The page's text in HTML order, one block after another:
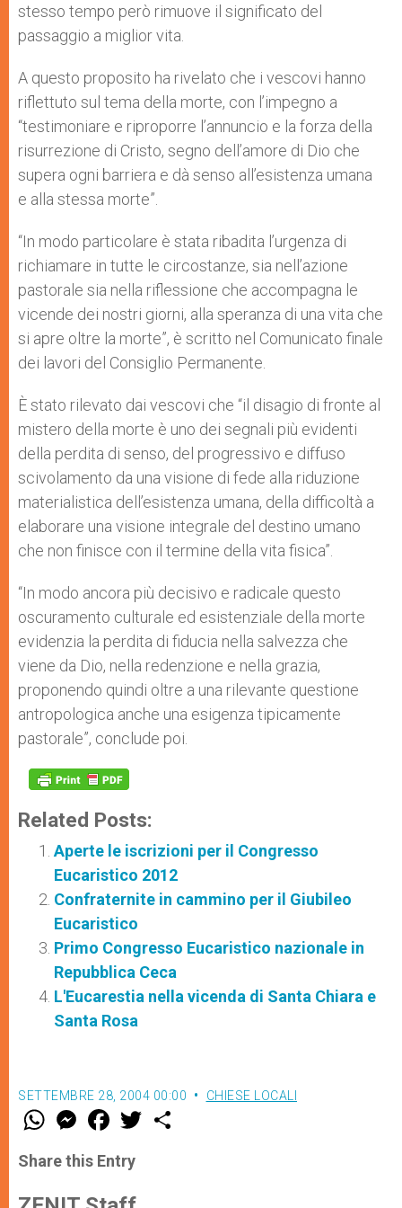
stesso tempo però rimuove il significato del
passaggio a miglior vita.
A questo proposito ha rivelato che i vescovi hanno
riflettuto sul tema della morte, con l’impegno a
“testimoniare e riproporre l’annuncio e la forza della
risurrezione di Cristo, segno dell’amore di Dio che
supera ogni barriera e dà senso all’esistenza umana
e alla stessa morte”.
“In modo particolare è stata ribadita l’urgenza di
richiamare in tutte le circostanze, sia nell’azione
pastorale sia nella riflessione che accompagna le
vicende dei nostri giorni, alla speranza di una vita che
si apre oltre la morte”, è scritto nel Comunicato finale
dei lavori del Consiglio Permanente.
È stato rilevato dai vescovi che “il disagio di fronte al
mistero della morte è uno dei segnali più evidenti
della perdita di senso, del progressivo e diffuso
scivolamento da una visione di fede alla riduzione
materialistica dell’esistenza umana, della difficoltà a
elaborare una visione integrale del destino umano
che non finisce con il termine della vita fisica”.
“In modo ancora più decisivo e radicale questo
oscuramento culturale ed esistenziale della morte
evidenzia la perdita di fiducia nella salvezza che
viene da Dio, nella redenzione e nella grazia,
proponendo quindi oltre a una rilevante questione
antropologica anche una esigenza tipicamente
pastorale”, conclude poi.
Related Posts:
Aperte le iscrizioni per il Congresso
Eucaristico 2012
Confraternite in cammino per il Giubileo
Eucaristico
Primo Congresso Eucaristico nazionale in
Repubblica Ceca
L'Eucarestia nella vicenda di Santa Chiara e
Santa Rosa
SETTEMBRE 28, 2004 00:00 CHIESE LOCALI
W
t
s
p
M
e
s
e
g
F
a
e
b
o
w
Share this Entry